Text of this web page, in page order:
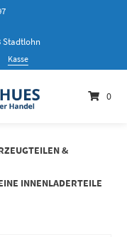
Stadtlohn
Kasse
0
&
INNENLADERTEILE